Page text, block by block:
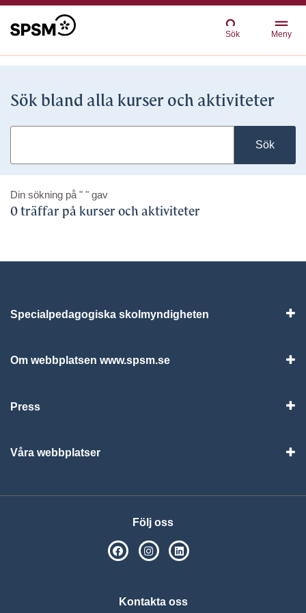
Sök Meny
Sök bland alla kurser och aktiviteter
Sök
Din sökning på " " gav
0 träffar på kurser och aktiviteter
Specialpedagogiska skolmyndigheten
Om webbplatsen www.spsm.se
Press
Våra webbplatser
Följ oss
SPSM på Facebook
SPSM på Instagram
Kontakta oss